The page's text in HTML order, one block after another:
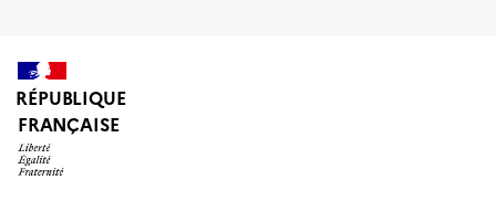
RÉPUBLIQUE
FRANÇAISE